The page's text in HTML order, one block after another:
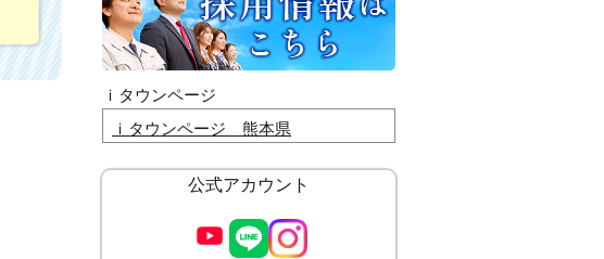
ｉタウンページ
ｉタウンページ 熊本県
公式アカウント